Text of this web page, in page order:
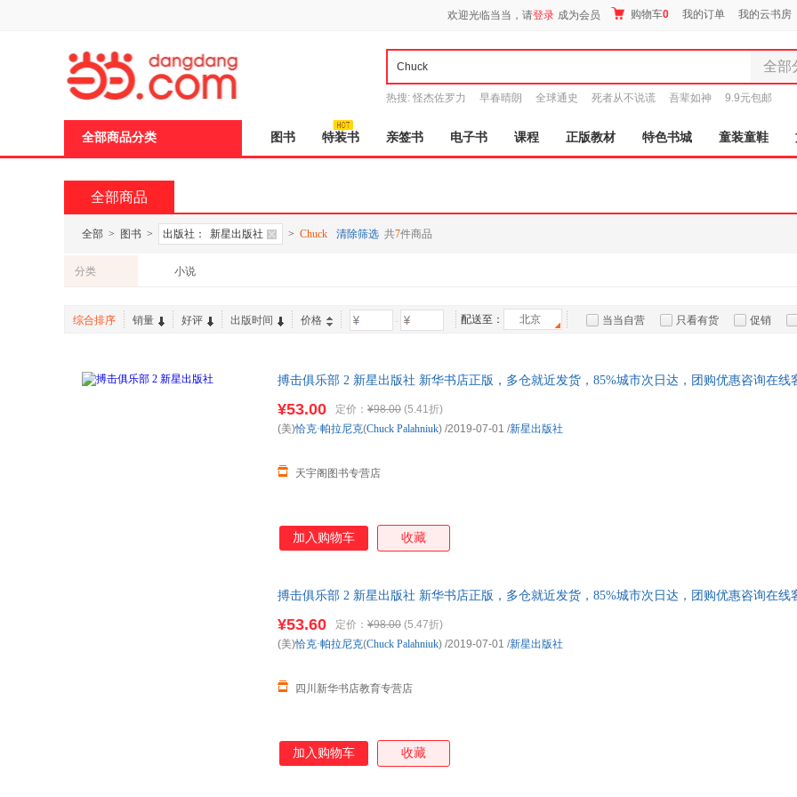
欢迎光临当当，请登录 成为会员 购物车0 我的订单 我的云书房
全部
全部分
图书
电子书
家居
服装
热搜: 怪杰佐罗力 早春晴朗 全球通史 死者从不说谎 吾辈如神 9.9元包邮
全部商品分类 图书 特装书 亲签书 电子书 课程 正版教材 特色书城 童装童鞋
全部商品
全部 > 图书 > 出版社： 新星出版社 > Chuck 清除筛选 共7件商品
分类 小说
综合排序 销量 好评 出版时间 价格 - 配送至： 北京 当当自营 只看有货 促销
搏击俱乐部 2 新星出版社 新华书店正版，多仓就近发货，85%城市次日达，团购优惠咨询在线
¥53.00 定价： ¥98.00 (5.41折)
天宇阁图书专营店
(美)恰克·帕拉尼克(Chuck Palahniuk) /2019-07-01 /新星出版社
加入购物车 收藏
搏击俱乐部 2 新星出版社 新华书店正版，多仓就近发货，85%城市次日达，团购优惠咨询在线
¥53.60 定价： ¥98.00 (5.47折)
四川新华书店教育专营店
(美)恰克·帕拉尼克(Chuck Palahniuk) /2019-07-01 /新星出版社
加入购物车 收藏
页